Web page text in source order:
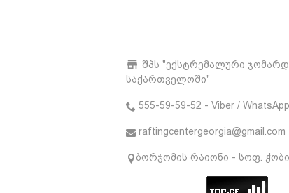
შპს "ექსტრემალური
საქართველოში"
555-59-59-52 - Viber / WhatsApp
raftingcentergeorgia@gmail.com
ბორჯომის რაიონი - სოფ.